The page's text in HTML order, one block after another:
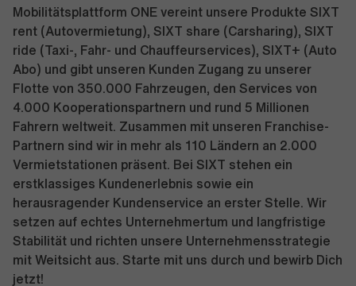
Mobilitätsplattform ONE vereint unsere Produkte SIXT
rent (Autovermietung), SIXT share (Carsharing), SIXT
ride (Taxi-, Fahr- und Chauffeurservices), SIXT+ (Auto
Abo) und gibt unseren Kunden Zugang zu unserer
Flotte von 350.000 Fahrzeugen, den Services von
4.000 Kooperationspartnern und rund 5 Millionen
Fahrern weltweit. Zusammen mit unseren Franchise-
Partnern sind wir in mehr als 110 Ländern an 2.000
Vermietstationen präsent. Bei SIXT stehen ein
erstklassiges Kundenerlebnis sowie ein
herausragender Kundenservice an erster Stelle. Wir
setzen auf echtes Unternehmertum und langfristige
Stabilität und richten unsere Unternehmensstrategie
mit Weitsicht aus. Starte mit uns durch und bewirb Dich
jetzt!